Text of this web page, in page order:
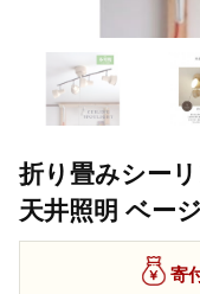
折り畳みシー
天井照明 ベー
寄